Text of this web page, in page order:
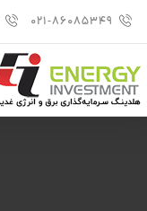
۰۲۱-۸۶۰۸۵۳۴۹